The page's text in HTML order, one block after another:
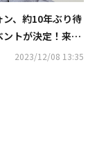
ン、約10年ぶり待
トが決定！来年
で開催…ハイタッ
2023/12/08 13:35